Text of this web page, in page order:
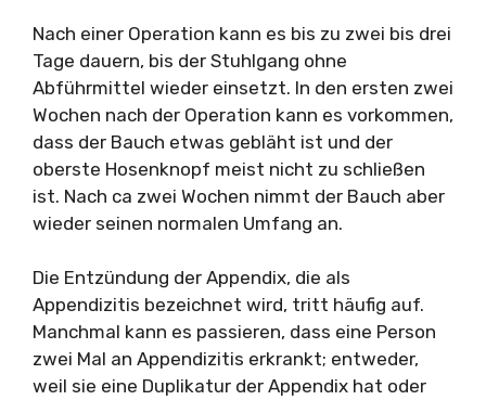
Nach einer Operation kann es bis zu zwei bis drei
Tage dauern, bis der Stuhlgang ohne
Abführmittel wieder einsetzt. In den ersten zwei
Wochen nach der Operation kann es vorkommen,
dass der Bauch etwas gebläht ist und der
oberste Hosenknopf meist nicht zu schließen
ist. Nach ca zwei Wochen nimmt der Bauch aber
wieder seinen normalen Umfang an.
Die Entzündung der Appendix, die als
Appendizitis bezeichnet wird, tritt häufig auf.
Manchmal kann es passieren, dass eine Person
zwei Mal an Appendizitis erkrankt; entweder,
weil sie eine Duplikatur der Appendix hat oder